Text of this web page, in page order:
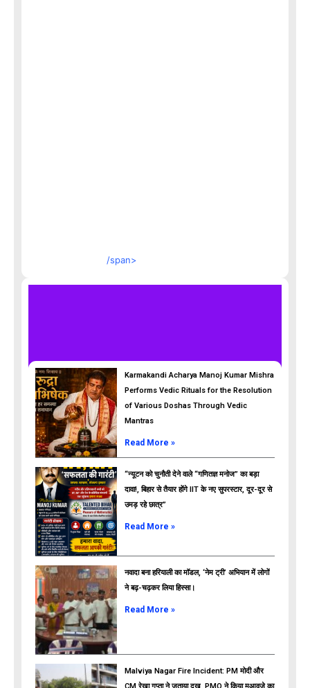
/span>
ads
Karmakandi Acharya Manoj Kumar Mishra
Performs Vedic Rituals for the Resolution
of Various Doshas Through Vedic
Mantras
Read More »
“न्यूटन को चुनौती देने वाले “गणितज्ञ मनोज” का बड़ा
दावा!, बिहार से तैयार होंगे IIT के नए सुपरस्टार, दूर-दूर से
उमड़ रहे छात्र”
Read More »
नवादा बना हरियाली का मॉडल, ‘नेम ट्री’ अभियान में लोगों
ने बढ़-चढ़कर लिया हिस्सा।
Read More »
Malviya Nagar Fire Incident: PM मोदी और